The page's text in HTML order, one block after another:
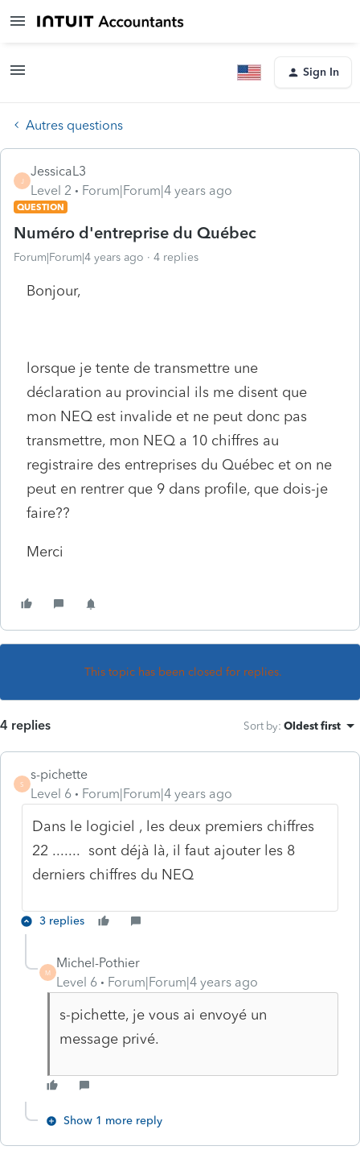
Sign In
Autres questions
J
JessicaL3
Level 2
Forum|Forum|4 years ago
QUESTION
Numéro d'entreprise du Québec
Forum|Forum|4 years ago 4 replies
Bonjour,
lorsque je tente de transmettre une
déclaration au provincial ils me disent que
mon NEQ est invalide et ne peut donc pas
transmettre, mon NEQ a 10 chiffres au
registraire des entreprises du Québec et on ne
peut en rentrer que 9 dans profile, que dois-je
faire??
Merci
This topic has been closed for replies.
4 replies Sort by: Oldest first
S
s-pichette
Level 6
Forum|Forum|4 years ago
Dans le logiciel , les deux premiers chiffres
22 ....... sont déjà là, il faut ajouter les 8
derniers chiffres du NEQ
3 replies
M
Michel-Pothier
Level 6
Forum|Forum|4 years ago
s-pichette, je vous ai envoyé un
message privé.
Show 1 more reply